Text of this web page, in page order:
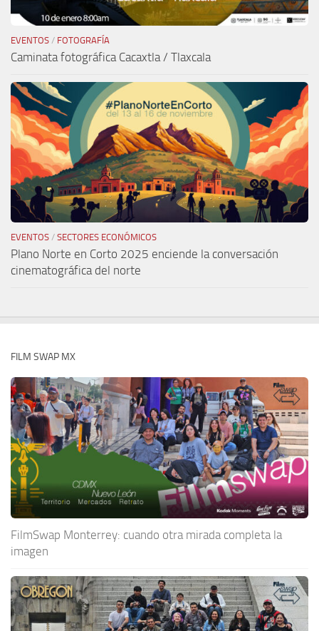
EVENTOS / FOTOGRAFÍA
Caminata fotográfica Cacaxtla / Tlaxcala
EVENTOS / SECTORES ECONÓMICOS
Plano Norte en Corto 2025 enciende la conversación
cinematográfica del norte
FILM SWAP MX
FilmSwap Monterrey: cuando otra mirada completa la
imagen